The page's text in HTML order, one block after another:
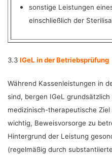
sonstige Leistungen
einschließlich der
3.3 IGeL in der Betriebsprüfung
Während Kassenleistungen in
sind, bergen IGeL
medizinisch-therapeutische
wichtig, Beweisvorsorge zu
Hintergrund der Leistung
(regelmäßig durch